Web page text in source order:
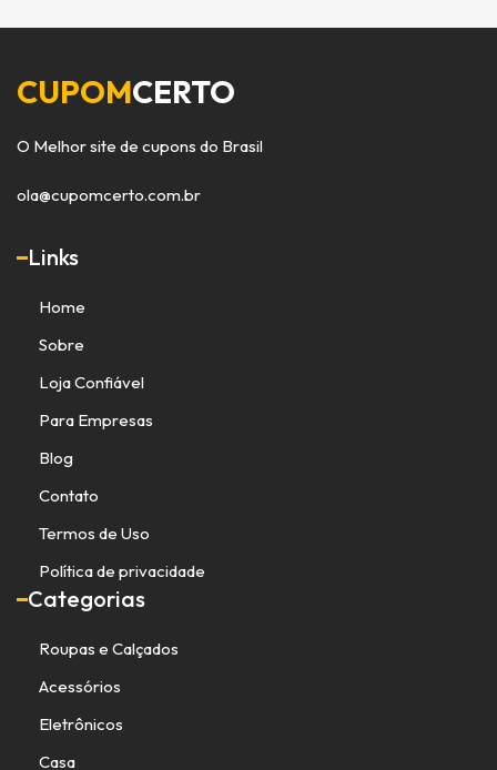
CUPOMCERTO
O Melhor site de cupons do Brasil
ola@cupomcerto.com.br
Links
Home
Sobre
Loja Confiável
Para Empresas
Blog
Contato
Termos de Uso
Política de privacidade
Categorias
Roupas e Calçados
Acessórios
Eletrônicos
Casa